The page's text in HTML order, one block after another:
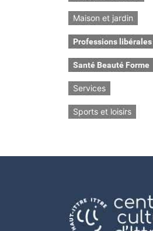
Maison et jardin
Professions libérales
Santé Beauté Forme
Services
Sports et loisirs